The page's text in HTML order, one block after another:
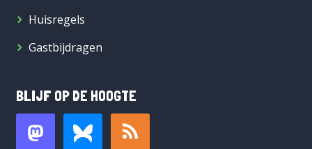
Huisregels
Gastbijdragen
BLIJF OP DE HOOGTE